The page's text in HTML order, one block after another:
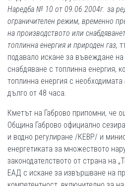
Наредба № 10 от 09.06.2004г. за
ограничителен режим, временно
на производството или
топлинна енергия и природен газ,
подавало искане за въвеждане
снабдяване с топлинна енергия,
топлинна енергия с
дълго от 48 часа.
Кметът на Габрово припомни, че
Община Габрово официално
и водно регулиране /КЕВР/ и
енергетиката за множеството
законодателството от страна на
ЕАД с искане за извършване на